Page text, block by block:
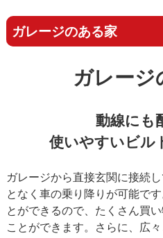
ガレージのある家
ガレージ
動線にも
使いやすいビル
ガレージから直接玄関に接続
となく車の乗り降りが可能で
とができるので、たくさん買
ことができます。さらに、広